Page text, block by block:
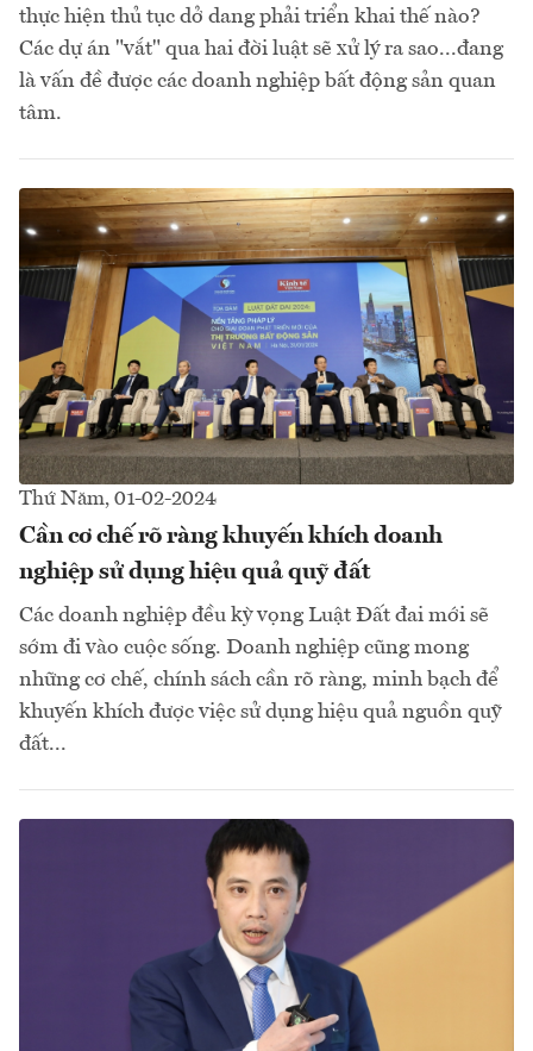
thực hiện thủ tục dở dang phải triển khai thế nào?
Các dự án "vắt" qua hai đời luật sẽ xử lý ra sao...đang
là vấn đề được các doanh nghiệp bất động sản quan
tâm.
Thứ Năm, 01-02-2024
Cần cơ chế rõ ràng khuyến khích doanh
nghiệp sử dụng hiệu quả quỹ đất
Các doanh nghiệp đều kỳ vọng Luật Đất đai mới sẽ
sớm đi vào cuộc sống. Doanh nghiệp cũng mong
những cơ chế, chính sách cần rõ ràng, minh bạch để
khuyến khích được việc sử dụng hiệu quả nguồn quỹ
đất...